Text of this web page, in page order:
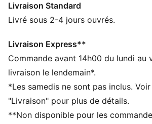
faire rimer style et confort au
CARACTÉRISTIQUES + AVANTAGES
recyclé
DÉTAILS
Coupe : Régulière
Manches longues
Fermeture : Fermeture éclair intégrale
Longueur : Régulière
Livraison Standard
Livré sous 2-4 jours ouvrés.
Livraison Express**
Commande avant 14h00 du lundi au
livraison le lendemain*.
*Les samedis ne sont pas inclus.
"Livraison" pour plus de détails.
**Non disponible pour les